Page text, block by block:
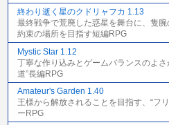
終わり逝く星のクドリャフカ 1.13
最終戦争で荒廃した惑星を舞台に、隻
約束の場所を目指す短編RPG
Mystic Star 1.12
丁寧な作り込みとゲームバランスのよ
道”長編RPG
Amateur's Garden 1.40
王様から解放されることを目指す、“フ
ーRPG